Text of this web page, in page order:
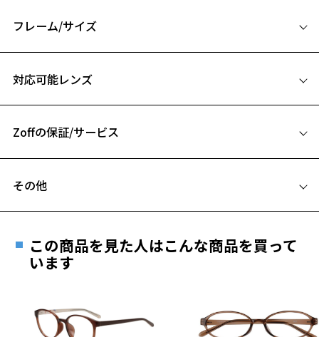
こちら
なっています。
【スタイリングポイント】
アメカジストリートにおすすめ。
※柄や色味の出方に個体差があり、画像と異なる場合がございます。
フレーム/サイズ
B ブリッジ(鼻部分)の横幅：22mm
対応可能レンズ
フレームとレンズの合計料金を知りたい方へ
Zoffの保証/サービス
安心1 フレーム１年間品質保証
きます。
※保証期間内に交換が行われた場合、保証期間は初期の期間から
その他
ご希望のお客さまは、「レンズ交換券」をお選びのうえ、
最寄りのZoff実店舗にてレンズをお買い求めください。
※サングラスやパッケージ品では「レンズ交換券」はお選び
談ください。
この商品を見た人はこんな商品を買って
います